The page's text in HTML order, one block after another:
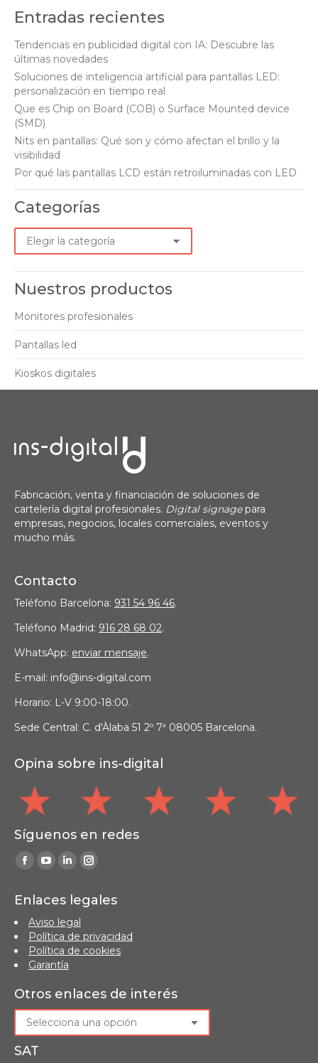
opens
in
new
window
opens
in
new
window
opens
in
new
window
opens
in
new
window
Entradas recientes
Tendencias en publicidad digital con IA: Descubre las
últimas novedades
Soluciones de inteligencia artificial para pantallas LED:
personalización en tiempo real
Que es Chip on Board (COB) o Surface Mounted device
(SMD)
Nits en pantallas: Qué son y cómo afectan el brillo y la
visibilidad
Por qué las pantallas LCD están retroiluminadas con LED
Categorías
Categorías
Nuestros productos
Monitores profesionales
Pantallas led
Kioskos digitales
Fabricación, venta y financiación de soluciones de
cartelería digital profesionales. Digital signage para
empresas, negocios, locales comerciales, eventos y
mucho más.
Contacto
Teléfono Barcelona: 931 54 96 46.
Teléfono Madrid: 916 28 68 02.
WhatsApp: enviar mensaje.
E-mail: info@ins-digital.com
Horario: L-V 9:00-18:00.
Sede Central: C. d'Àlaba 51 2º 7ª 08005 Barcelona.
Opina sobre ins-digital
Síguenos en redes
Find us on:
Facebook
opens
in
new
window
YouTube
opens
in
new
window
Linkedin
opens
in
new
window
Instagram
opens
new
Enlaces legales
Aviso legal
Política de privacidad
Política de cookies
Garantía
Otros enlaces de interés
SAT